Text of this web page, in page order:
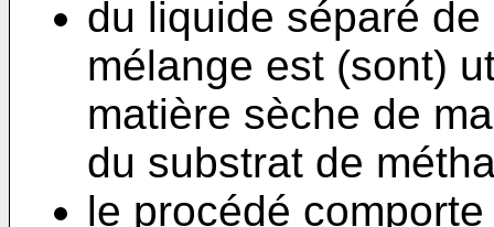
du liquide séparé
mélange est (sont)
matière sèche de
du substrat de
le procédé